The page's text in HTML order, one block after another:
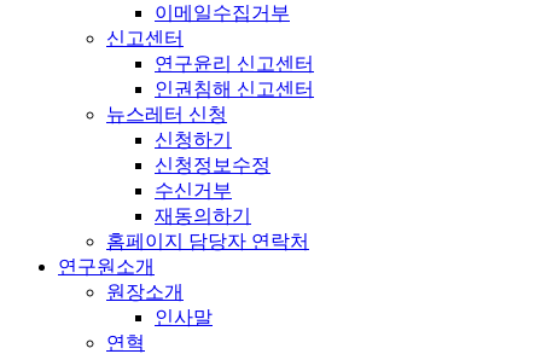
이메일수집거부
신고센터
연구윤리 신고센터
인권침해 신고센터
뉴스레터 신청
신청하기
신청정보수정
수신거부
재동의하기
홈페이지 담당자 연락처
연구원소개
원장소개
인사말
연혁